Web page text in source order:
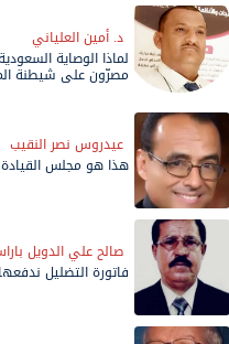
د. أمين العلياني
لماذا الوصاية
مصرّون على شيطنة
عيدروس نصر النقيب
هذا هو مجلس
صالح علي الدويل
فاتورة التضليل